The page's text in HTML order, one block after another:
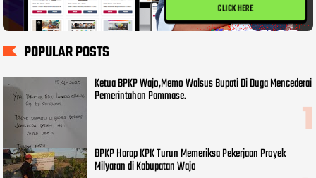
CLICK HERE
POPULAR POSTS
Ketua BPKP Wajo,Memo Walsus Bupati Di Duga Mencederai
Pemerintahan Pammase.
BPKP Harap KPK Turun Memeriksa Pekerjaan Proyek
Milyaran di Kabupatan Wajo